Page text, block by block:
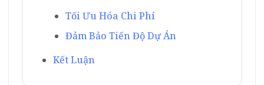
Tối Ưu Hóa Chi Phí
Đảm Bảo Tiến Độ Dự Án
Kết Luận